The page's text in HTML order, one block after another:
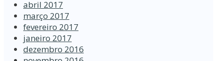
abril 2017
março 2017
fevereiro 2017
janeiro 2017
dezembro 2016